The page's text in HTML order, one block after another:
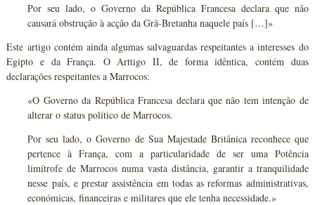
Por seu lado, o Governo da República Francesa declara que não
causará obstrução à acção da Grã-Bretanha naquele país […]»
Este artigo contém ainda algumas salvaguardas respeitantes a interesses do
Egipto e da França. O Arttigo II, de forma idêntica, contém duas
declarações respeitantes a Marrocos:
«O Governo da República Francesa declara que não tem intenção de
alterar o status político de Marrocos.
Por seu lado, o Governo de Sua Majestade Britânica reconhece que
pertence à França, com a particularidade de ser uma Potência
limítrofe de Marrocos numa vasta distância, garantir a tranquilidade
nesse país, e prestar assistência em todas as reformas administrativas,
económicas, financeiras e militares que ele tenha necessidade.»